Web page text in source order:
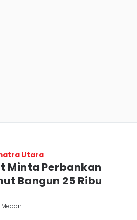
Utara
Minta Perbankan
Bangun 25 Ribu